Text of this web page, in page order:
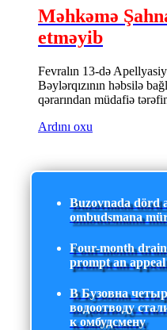
Məhkəmə
etməyib
Fevralın 13-də
Bəylərqızının həbsilə
qərarından müdafiə
Ardını oxu
Buzovnada dörd
ombudsmana
Four-month
prompt an
В Бузовна
водоотводу
к омбудсмену